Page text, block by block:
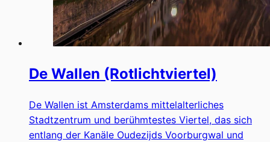
De Wallen (Rotlichtviertel)
De Wallen ist Amsterdams mittelalterliches
Stadtzentrum und berühmtestes Viertel, das sich
entlang der Kanäle Oudezijds Voorburgwal und